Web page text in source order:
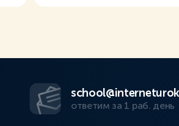
ответим за 1 раб. день